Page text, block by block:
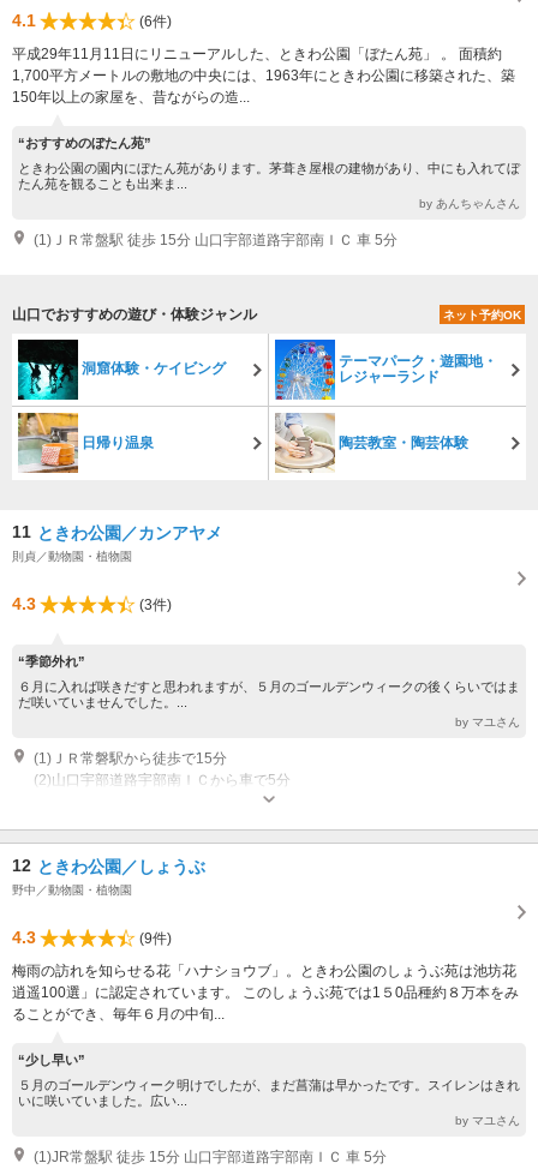
4.1
(6件)
平成29年11月11日にリニューアルした、ときわ公園「ぼたん苑」 。 面積約
1,700平方メートルの敷地の中央には、1963年にときわ公園に移築された、築
150年以上の家屋を、昔ながらの造...
“おすすめのぼたん苑”
ときわ公園の園内にぼたん苑があります。茅葺き屋根の建物があり、中にも入れてぼ
たん苑を観ることも出来ま...
by あんちゃんさん
(1)ＪＲ常盤駅 徒歩 15分 山口宇部道路宇部南ＩＣ 車 5分
山口でおすすめの遊び・体験ジャンル ネット予約OK
洞窟体験・ケイビング
テーマパーク・遊園地・
レジャーランド
日帰り温泉 陶芸教室・陶芸体験
11 ときわ公園／カンアヤメ
則貞／動物園・植物園
4.3 (3件)
“季節外れ”
６月に入れば咲きだすと思われますが、５月のゴールデンウィークの後くらいではま
だ咲いていませんでした。...
by マユさん
(1)ＪＲ常磐駅から徒歩で15分
(2)山口宇部道路宇部南ＩＣから車で5分
12 ときわ公園／しょうぶ
野中／動物園・植物園
4.3
(9件)
梅雨の訪れを知らせる花「ハナショウブ」。ときわ公園のしょうぶ苑は池坊花
逍遥100選」に認定されています。 このしょうぶ苑では1５0品種約８万本をみ
ることができ、毎年６月の中旬...
“少し早い”
５月のゴールデンウィーク明けでしたが、まだ菖蒲は早かったです。スイレンはきれ
いに咲いていました。広い...
by マユさん
(1)JR常盤駅 徒歩 15分 山口宇部道路宇部南ＩＣ 車 5分